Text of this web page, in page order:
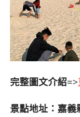
完整圖文介紹=>
景點地址：嘉義